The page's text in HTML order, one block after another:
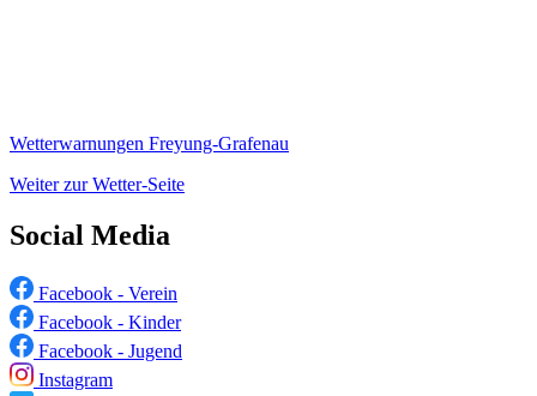
Wetterwarnungen Freyung-Grafenau
Weiter zur Wetter-Seite
Social Media
Facebook - Verein
Facebook - Kinder
Facebook - Jugend
Instagram